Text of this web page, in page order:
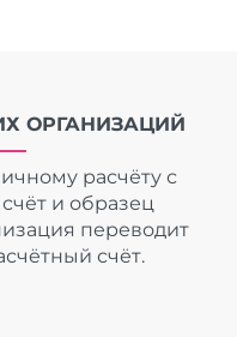
ОРГАНИЗАЦИЙ
расчёту с
и образец
переводит
счёт.